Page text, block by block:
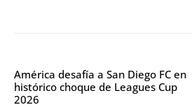
América desafía a San Diego FC en
histórico choque de Leagues Cup
2026